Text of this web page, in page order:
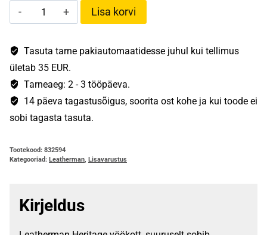
Leatherman
vöökott
M
kogus
Lisa korvi
Tasuta tarne pakiautomaatidesse juhul kui tellimus
ületab 35 EUR.
Tarneaeg: 2 - 3 tööpäeva.
14 päeva tagastusõigus, soorita ost kohe ja kui toode ei
sobi tagasta tasuta.
Tootekood: 832594
Kategooriad: Leatherman, Lisavarustus
Kirjeldus